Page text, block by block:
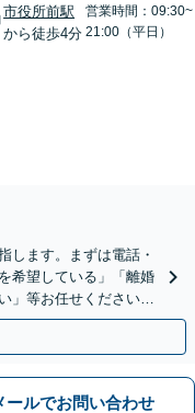
市役所前駅
から徒歩4分
営業時間：09:30~
21:00（平日）
します。まずは電話・
希望している」「離婚
」等お任せください。
ールでお問い合わせ